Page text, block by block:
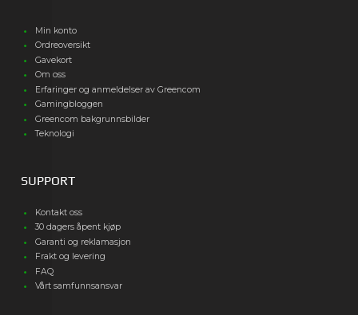
Min konto
Ordreoversikt
Gavekort
Om oss
Erfaringer og anmeldelser av Greencom
Gamingbloggen
Greencom bakgrunnsbilder
Teknologi
SUPPORT
Kontakt oss
30 dagers åpent kjøp
Garanti og reklamasjon
Frakt og levering
FAQ
Vårt samfunnsansvar